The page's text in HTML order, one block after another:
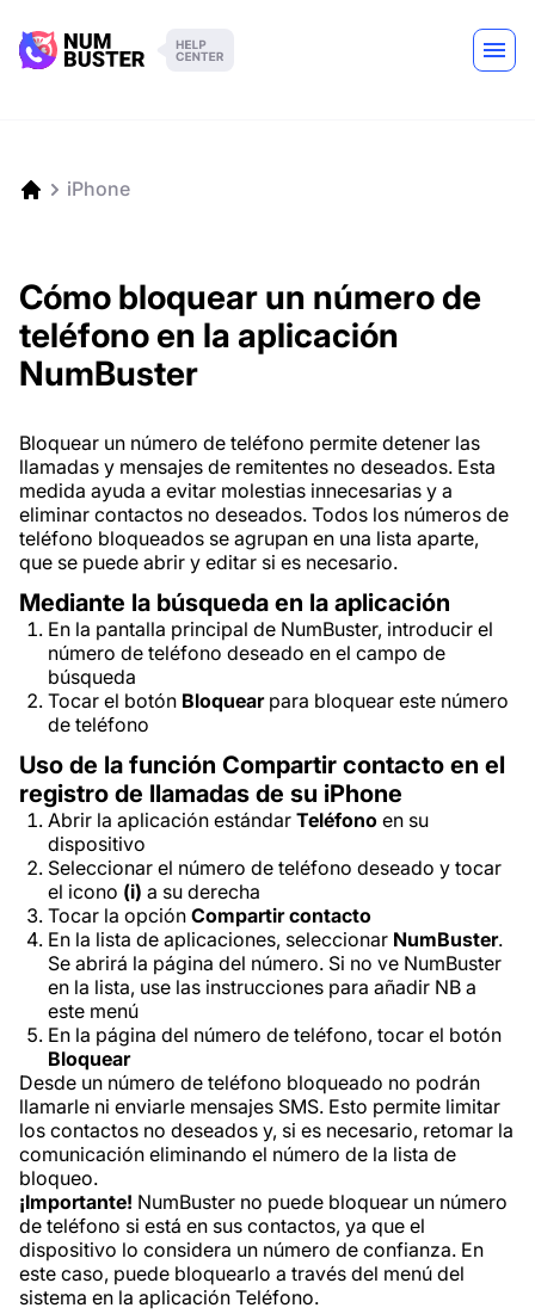
iPhone
Cómo bloquear un número de
teléfono en la aplicación
NumBuster
Bloquear un número de teléfono permite detener las
llamadas y mensajes de remitentes no deseados. Esta
medida ayuda a evitar molestias innecesarias y a
eliminar contactos no deseados. Todos los números de
teléfono bloqueados se agrupan en una lista aparte,
que se puede abrir y editar si es necesario.
Mediante la búsqueda en la aplicación
En la pantalla principal de NumBuster, introducir el
número de teléfono deseado en el campo de
búsqueda
Tocar el botón Bloquearpara bloquear este número
de teléfono
Uso de la función Compartir contacto en el
registro de llamadas de su iPhone
Abrir la aplicación estándar Teléfono en su
dispositivo
Seleccionar el número de teléfono deseado y tocar
el icono (i) a su derecha
Tocar la opción Compartir contacto
En la lista de aplicaciones, seleccionar NumBuster.
Se abrirá la página del número. Si no ve NumBuster
en la lista, use las instrucciones para añadir NB a
este menú
En la página del número de teléfono, tocar el botón
Bloquear
Desde un número de teléfono bloqueado no podrán
llamarle ni enviarle mensajes SMS. Esto permite limitar
los contactos no deseados y, si es necesario, retomar la
comunicación eliminando el número de la lista de
bloqueo.
¡Importante! NumBuster no puede bloquear un número
de teléfono si está en sus contactos, ya que el
dispositivo lo considera un número de confianza. En
este caso, puede bloquearlo a través del menú del
sistema en la aplicación Teléfono.